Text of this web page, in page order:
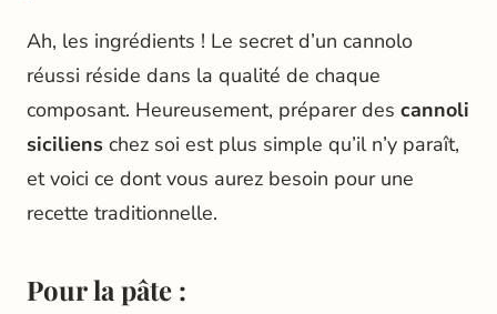
Ah, les ingrédients ! Le secret d’un cannolo
réussi réside dans la qualité de chaque
composant. Heureusement, préparer des cannoli
siciliens chez soi est plus simple qu’il n’y paraît,
et voici ce dont vous aurez besoin pour une
recette traditionnelle.
Pour la pâte :